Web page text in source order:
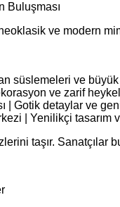
Buluşması
ve modern
süslemeleri ve büyük
ve zarif
| Gotik detaylar ve
| Yenilikçi tasarım
taşır.